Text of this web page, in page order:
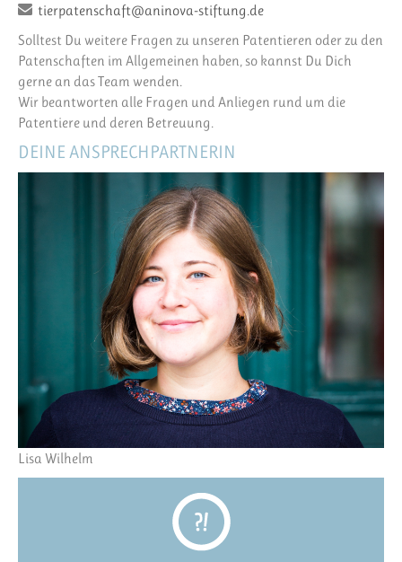
tierpatenschaft@aninova-stiftung.de
Solltest Du weitere Fragen zu unseren Patentieren oder zu den
Patenschaften im Allgemeinen haben, so kannst Du Dich
gerne an das Team wenden.
Wir beantworten alle Fragen und Anliegen rund um die
Patentiere und deren Betreuung.
DEINE ANSPRECHPARTNERIN
Lisa Wilhelm